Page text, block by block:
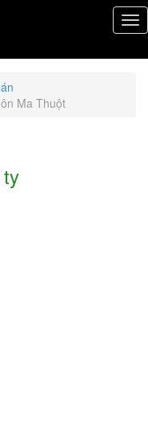
Ma Thuột